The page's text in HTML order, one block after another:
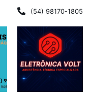
(54) 98170-1805